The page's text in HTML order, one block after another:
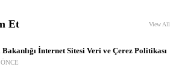
Et View All
İnternet Sitesi Veri ve Çerez Politikası
7 SAAT ÖNCE